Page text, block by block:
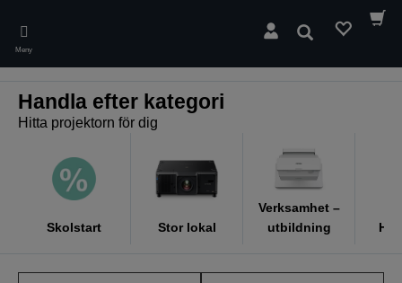
main
content
Meny
Sök
Handla efter kategori
Hitta projektorn för dig
Skolstart Stor lokal
Verksamhet –
utbildning